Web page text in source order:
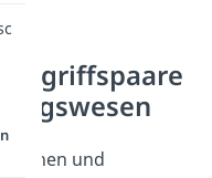
Begriffspaare
und